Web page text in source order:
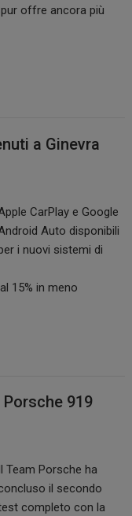
offre ancora più
a Ginevra
CarPlay e Google
Auto disponibili
i nuovi sistemi di
15% in meno
Porsche 919
Il Team Porsche ha
il secondo
completo con la